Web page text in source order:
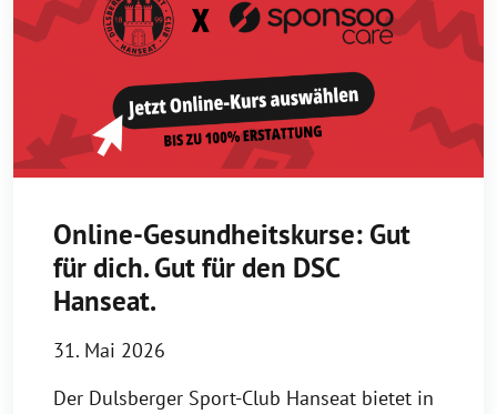
Online-Gesundheitskurse: Gut
für dich. Gut für den DSC
Hanseat.
31. Mai 2026
Der Dulsberger Sport-Club Hanseat bietet in